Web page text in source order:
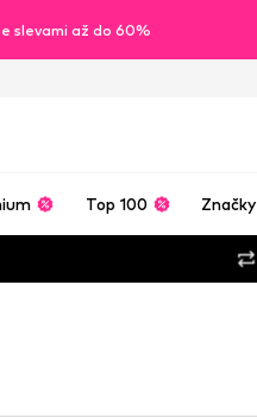
slevami až do 60%
Top 100 Značky